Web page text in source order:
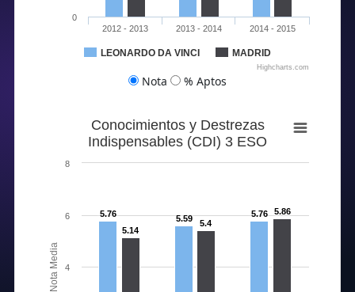
LEONARDO DA VINCI MADRID
2012 - 2013 2013 - 2014 2014 - 2015
0
Highcharts.com
Nota % Aptos
Nota Media
Conocimientos y Destrezas
Indispensables (CDI) 3 ESO
5.76 5.59
5.76
5.14
5.4
5.86
4
6
8